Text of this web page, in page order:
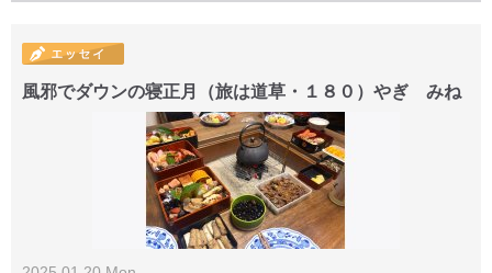
風邪でダウンの寝正月（旅は道草・１８０）やぎ みね